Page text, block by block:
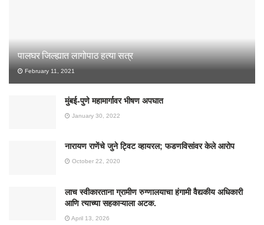
पालघर जिल्ह्यात लागोपाठ हत्या सत्र
February 11, 2021
मुंबई-पुणे महामार्गावर भीषण अपघात
January 30, 2022
नारायण राणेंचे जुने ट्विट व्हायरल; फडणविसांवर केले आरोप
October 22, 2020
लाच स्वीकारताना ग्रामीण रुग्णालयाचा हंगामी वैद्यकीय अधिकारी
आणि त्याच्या सहकाऱ्याला अटक.
April 13, 2026